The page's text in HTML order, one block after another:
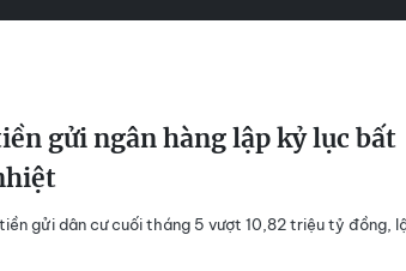
gửi ngân hàng lập kỷ lục bất
gửi dân cư cuối tháng 5 vượt 10,82 triệu tỷ đồng,